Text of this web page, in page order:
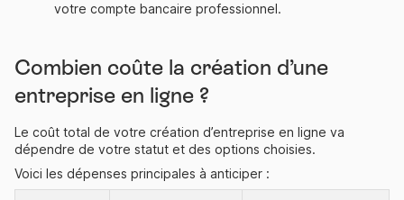
votre compte bancaire professionnel.
Combien coûte la création d’une
entreprise en ligne ?
Le coût total de votre création d’entreprise en ligne va
dépendre de votre statut et des options choisies.
Voici les dépenses principales à anticiper :